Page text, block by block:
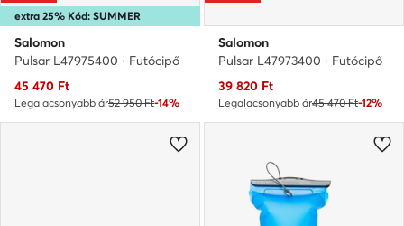
extra 25% Kód: SUMMER
Salomon
Pulsar L47975400 · Futócipő
Aktuális ár
45 470 Ft
Legalacsonyabb ár52 950 Ft-14%
Salomon
Pulsar L47973400 · Futócipő
Aktuális ár
39 820 Ft
Legalacsonyabb ár45 470 Ft-12%